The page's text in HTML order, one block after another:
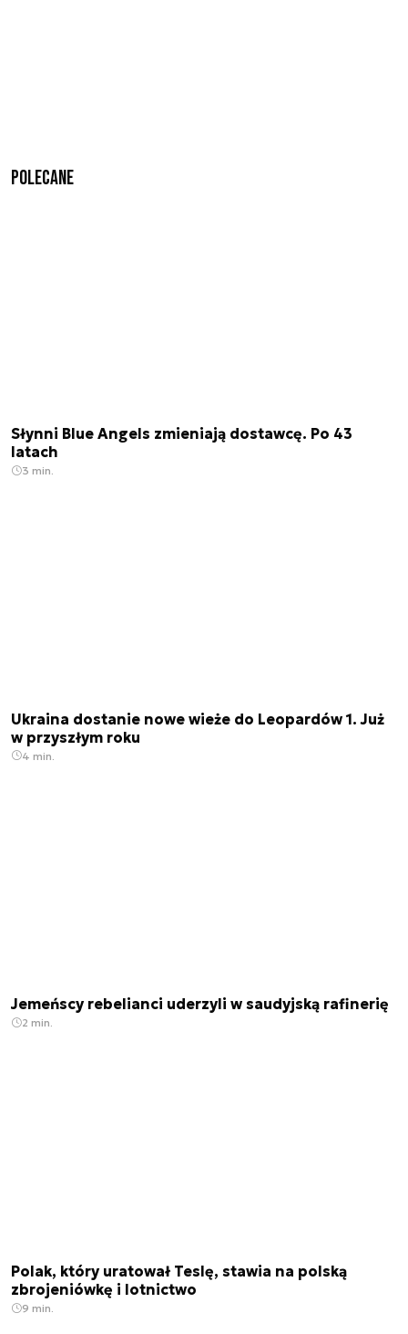
Polecane
Słynni Blue Angels zmieniają dostawcę. Po 43
latach
3 min.
Ukraina dostanie nowe wieże do Leopardów 1. Już
w przyszłym roku
4 min.
Jemeńscy rebelianci uderzyli w saudyjską rafinerię
2 min.
Polak, który uratował Teslę, stawia na polską
zbrojeniówkę i lotnictwo
9 min.